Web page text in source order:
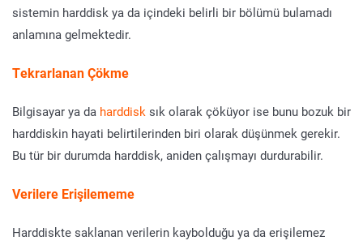
sistemin harddisk ya da içindeki belirli bir bölümü bulamadı
anlamına gelmektedir.
Tekrarlanan Çökme
Bilgisayar ya da harddisk sık olarak çöküyor ise bunu bozuk bir
harddiskin hayati belirtilerinden biri olarak düşünmek gerekir.
Bu tür bir durumda harddisk, aniden çalışmayı durdurabilir.
Verilere Erişilememe
Harddiskte saklanan verilerin kaybolduğu ya da erişilemez